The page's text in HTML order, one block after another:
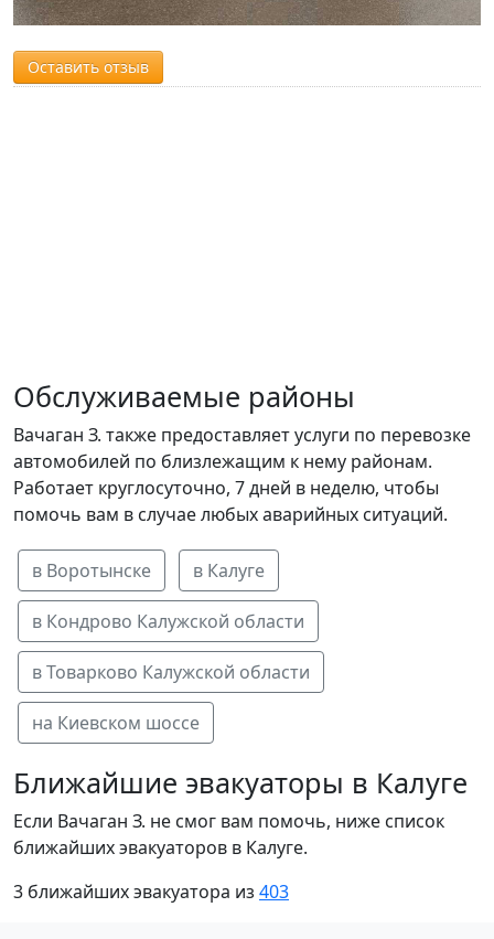
Оставить отзыв
Обслуживаемые районы
Вачаган З. также предоставляет услуги по перевозке
автомобилей по близлежащим к нему районам.
Работает круглосуточно, 7 дней в неделю, чтобы
помочь вам в случае любых аварийных ситуаций.
в Воротынске в Калуге
в Кондрово Калужской области
в Товарково Калужской области
на Киевском шоссе
Ближайшие эвакуаторы в Калуге
Если Вачаган З. не смог вам помочь, ниже список
ближайших эвакуаторов в Калуге.
3 ближайших эвакуатора из 403